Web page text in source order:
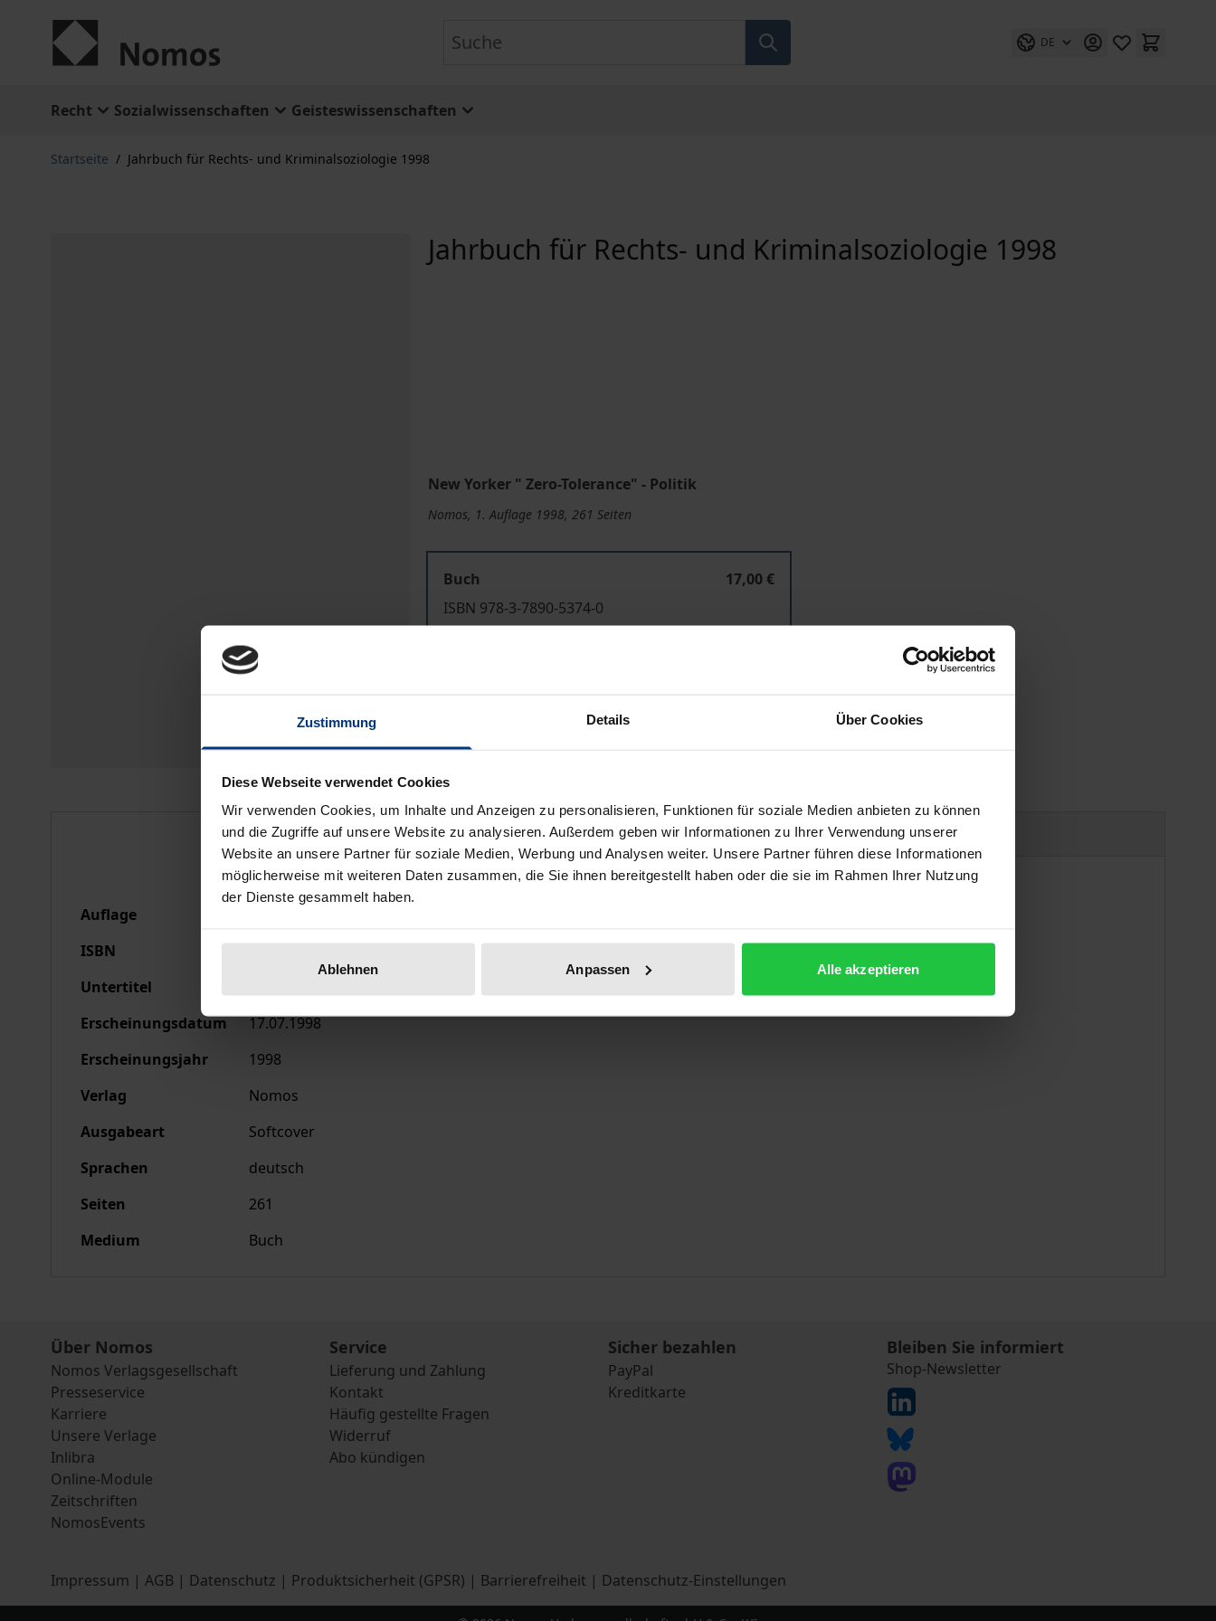
Zustimmung Details Über Cookies
Diese Webseite verwendet Cookies
Wir verwenden Cookies, um Inhalte und Anzeigen zu personalisieren, Funktionen für soziale Medien anbieten zu können
und die Zugriffe auf unsere Website zu analysieren. Außerdem geben wir Informationen zu Ihrer Verwendung unserer
Website an unsere Partner für soziale Medien, Werbung und Analysen weiter. Unsere Partner führen diese Informationen
möglicherweise mit weiteren Daten zusammen, die Sie ihnen bereitgestellt haben oder die sie im Rahmen Ihrer Nutzung
der Dienste gesammelt haben.
Ablehnen Anpassen Alle akzeptieren
DE
Recht Sozialwissenschaften Geisteswissenschaften
Startseite / Jahrbuch für Rechts- und Kriminalsoziologie 1998
Jahrbuch für Rechts- und Kriminalsoziologie 1998
New Yorker " Zero-Tolerance" - Politik
Nomos, 1. Auflage 1998, 261 Seiten
Buch
17,00 €
ISBN 978-3-7890-5374-0
In den Warenkorb
Hinweise zu Versandkosten
Bibliografische Angaben Produktsicherheit
Auflage
ISBN
Untertitel
Erscheinungsdatum
17.07.1998
Erscheinungsjahr
1998
Verlag
Nomos
Ausgabeart
Softcover
Sprachen
deutsch
Seiten
261
Medium
Buch
Über Nomos
Nomos Verlagsgesellschaft
Presseservice
Karriere
Unsere Verlage
Inlibra
Online-Module
Zeitschriften
NomosEvents
Service
Lieferung und Zahlung
Kontakt
Häufig gestellte Fragen
Widerruf
Abo kündigen
Sicher bezahlen
PayPal
Kreditkarte
Bleiben Sie informiert
Shop-Newsletter
Impressum | AGB | Datenschutz | Produktsicherheit (GPSR) | Barrierefreiheit | Datenschutz-Einstellungen